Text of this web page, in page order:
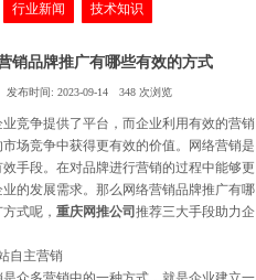
行业新闻 技术知识
销品牌推广有哪些有效的方式
发布时间: 2023-09-14 348 次浏览
争提供了平台，而企业利用有效的营销
场竞争中获得更有效的价值。网络营销是
手段。在对品牌进行营销的过程中能够更
的发展需求。那么网络营销品牌推广有哪
式呢， 重庆网推公司 推荐三大手段助力企
自主营销